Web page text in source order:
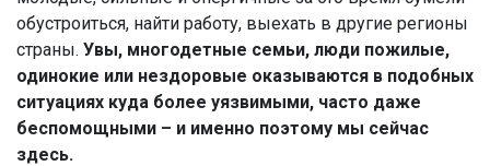
обустроиться, найти работу, выехать в другие регионы
страны. Увы, многодетные семьи, люди пожилые,
одинокие или нездоровые оказываются в подобных
ситуациях куда более уязвимыми, часто даже
беспомощными – и именно поэтому мы сейчас
здесь.